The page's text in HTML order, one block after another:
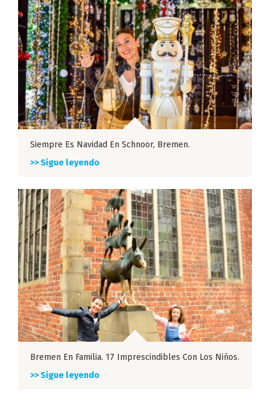
Siempre Es Navidad En Schnoor, Bremen.
>> Sigue leyendo
Bremen En Familia. 17 Imprescindibles Con Los Niños.
>> Sigue leyendo